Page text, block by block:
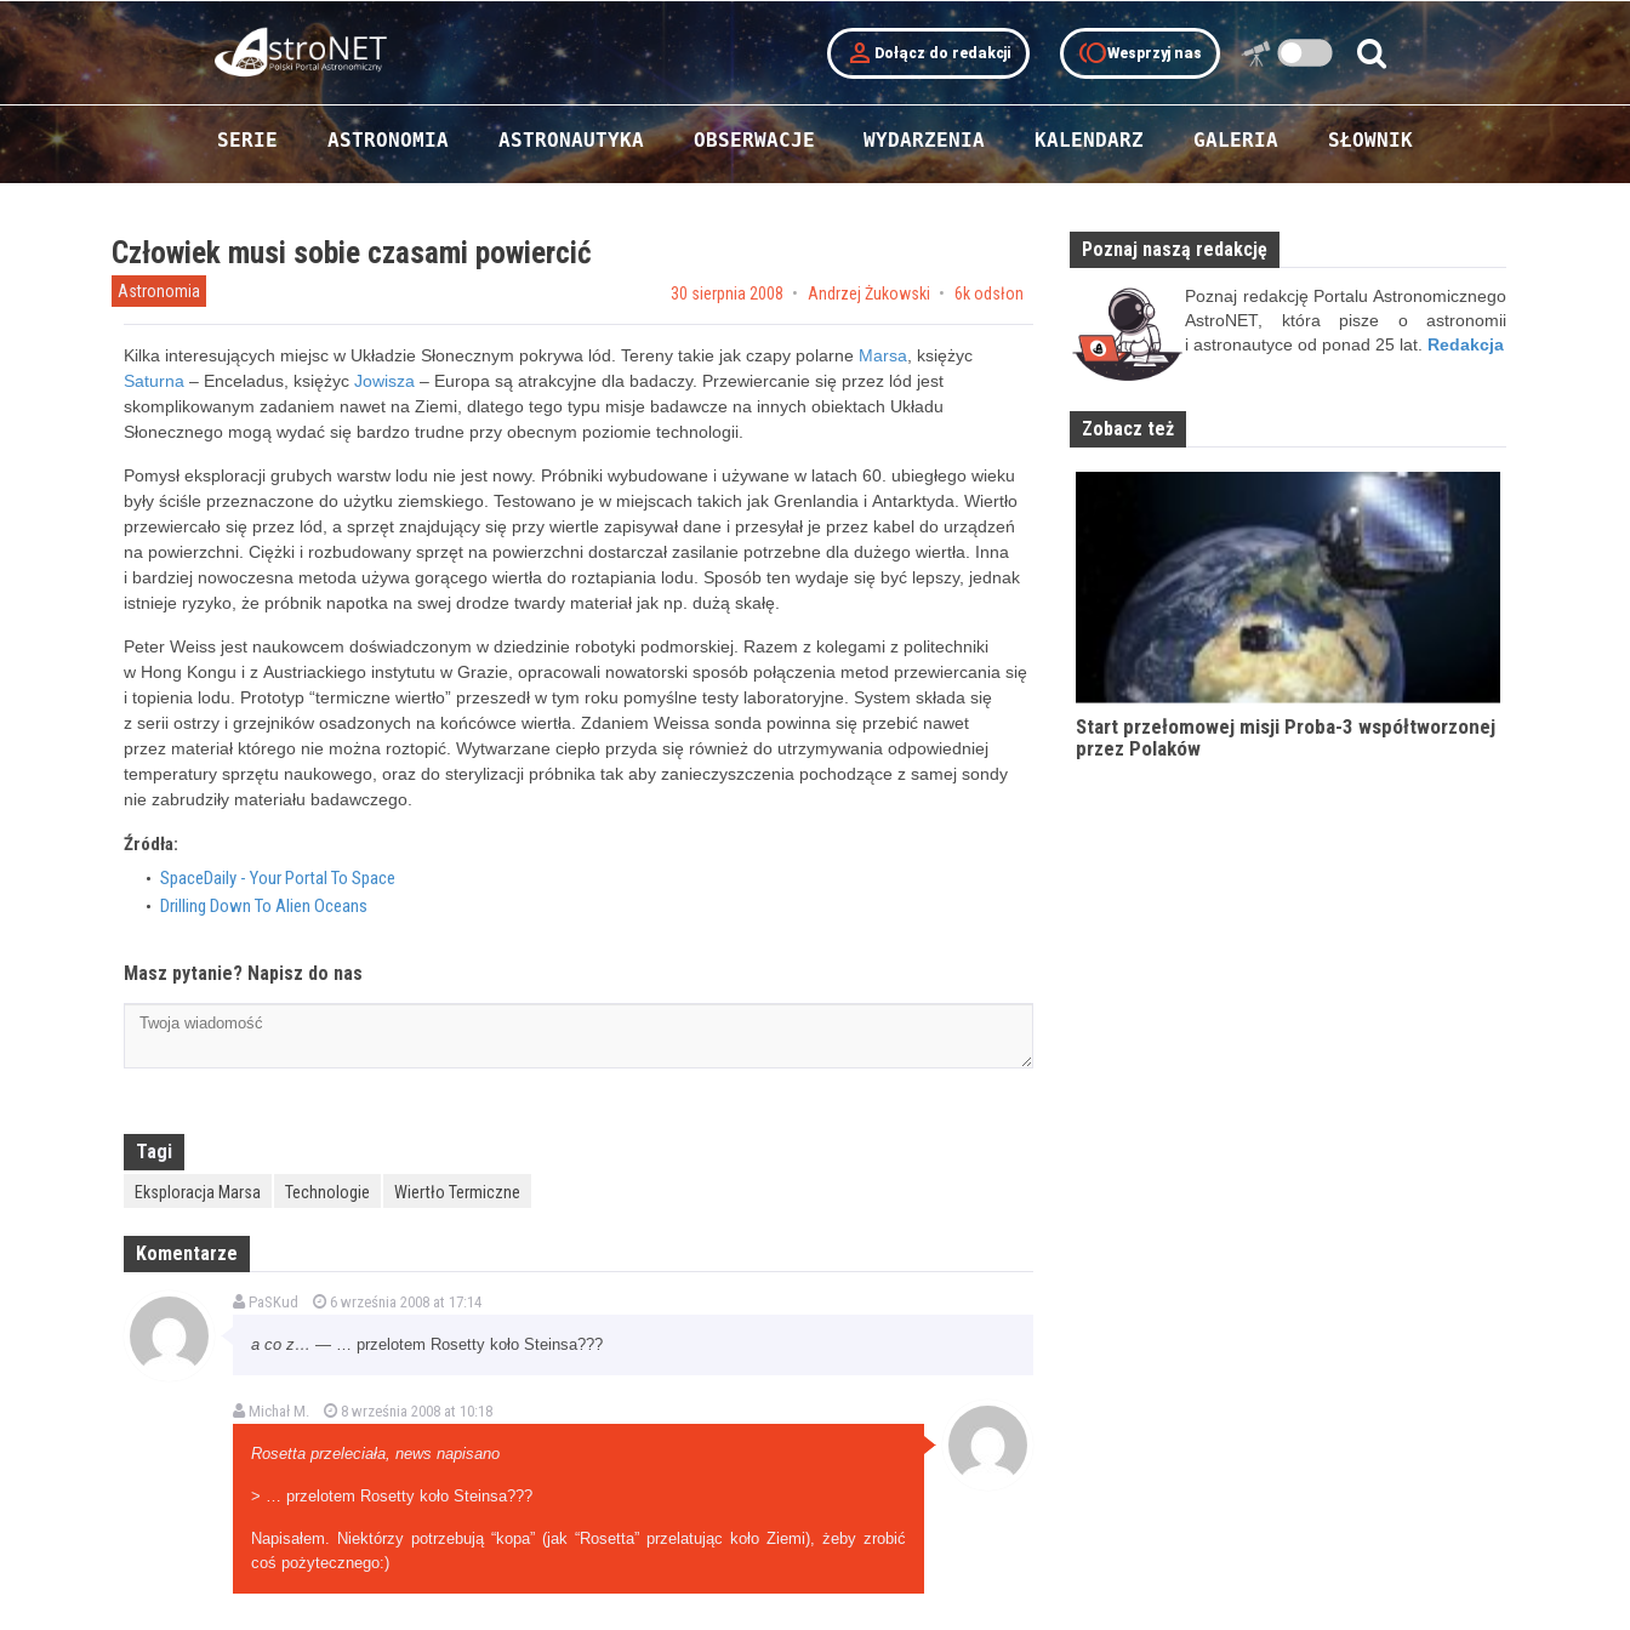
person Dołącz do redakcji tollWesprzyj nas
Szukaj:
Szukaj
Przejdź do zawartości
SERIE ASTRONOMIA ASTRONAUTYKA OBSERWACJE WYDARZENIA KALENDARZ GALERIA SŁOWNIK
Człowiek musi sobie czasami powiercić
Astronomia Posted on
30 sierpnia 2008 by Andrzej Żukowski 6k odsłon
Kilka interesujących miejsc w Układzie Słonecznym pokrywa lód. Tereny takie jak czapy polarne Marsa , księżyc
Saturna – Enceladus, księżyc Jowisza – Europa są atrakcyjne dla badaczy. Przewiercanie się przez lód jest
skomplikowanym zadaniem nawet na Ziemi, dlatego tego typu misje badawcze na innych obiektach Układu
Słonecznego mogą wydać się bardzo trudne przy obecnym poziomie technologii.
Pomysł eksploracji grubych warstw lodu nie jest nowy. Próbniki wybudowane i używane w latach 60. ubiegłego wieku
były ściśle przeznaczone do użytku ziemskiego. Testowano je w miejscach takich jak Grenlandia i Antarktyda. Wiertło
przewiercało się przez lód, a sprzęt znajdujący się przy wiertle zapisywał dane i przesyłał je przez kabel do urządzeń
na powierzchni. Ciężki i rozbudowany sprzęt na powierzchni dostarczał zasilanie potrzebne dla dużego wiertła. Inna
i bardziej nowoczesna metoda używa gorącego wiertła do roztapiania lodu. Sposób ten wydaje się być lepszy, jednak
istnieje ryzyko, że próbnik napotka na swej drodze twardy materiał jak np. dużą skałę.
Peter Weiss jest naukowcem doświadczonym w dziedzinie robotyki podmorskiej. Razem z kolegami z politechniki
w Hong Kongu i z Austriackiego instytutu w Grazie, opracowali nowatorski sposób połączenia metod przewiercania się
i topienia lodu. Prototyp “termiczne wiertło” przeszedł w tym roku pomyślne testy laboratoryjne. System składa się
z serii ostrzy i grzejników osadzonych na końcówce wiertła. Zdaniem Weissa sonda powinna się przebić nawet
przez materiał którego nie można roztopić. Wytwarzane ciepło przyda się również do utrzymywania odpowiedniej
temperatury sprzętu naukowego, oraz do sterylizacji próbnika tak aby zanieczyszczenia pochodzące z samej sondy
nie zabrudziły materiału badawczego.
Źródła:
SpaceDaily - Your Portal To Space
Drilling Down To Alien Oceans
Masz pytanie? Napisz do nas
Tagi
Eksploracja Marsa Technologie Wiertło Termiczne
Komentarze
PaSKud 6 września 2008 at 17:14
a co z… — … przelotem Rosetty koło Steinsa???
Michał M. 8 września 2008 at 10:18
Rosetta przeleciała, news napisano
> … przelotem Rosetty koło Steinsa???
Napisałem. Niektórzy potrzebują “kopa” (jak “Rosetta” przelatując koło Ziemi), żeby zrobić
coś pożytecznego:)
Poznaj naszą redakcję
Poznaj redakcję Portalu Astronomicznego
AstroNET, która pisze o astronomii
i astronautyce od ponad 25 lat. Redakcja
Zobacz też
Start przełomowej misji Proba-3 współtworzonej
przez Polaków